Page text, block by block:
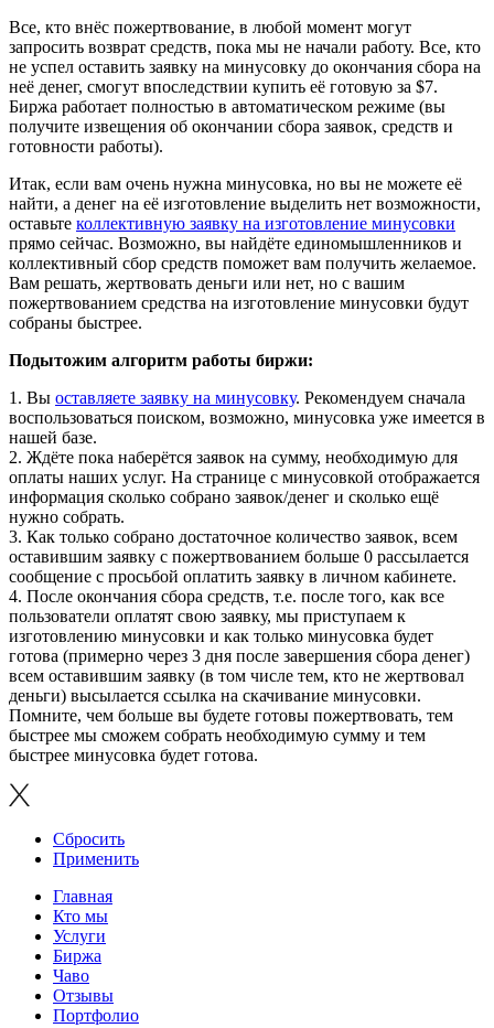
Все, кто внёс пожертвование, в любой момент могут
запросить возврат средств, пока мы не начали работу. Все, кто
не успел оставить заявку на минусовку до окончания сбора на
неё денег, смогут впоследствии купить её готовую за $7.
Биржа работает полностью в автоматическом режиме (вы
получите извещения об окончании сбора заявок, средств и
готовности работы).
Итак, если вам очень нужна минусовка, но вы не можете её
найти, а денег на её изготовление выделить нет возможности,
оставьте коллективную заявку на изготовление минусовки
прямо сейчас. Возможно, вы найдёте единомышленников и
коллективный сбор средств поможет вам получить желаемое.
Вам решать, жертвовать деньги или нет, но с вашим
пожертвованием средства на изготовление минусовки будут
собраны быстрее.
Подытожим алгоритм работы биржи:
1. Вы оставляете заявку на минусовку. Рекомендуем сначала
воспользоваться поиском, возможно, минусовка уже имеется в
нашей базе.
2. Ждёте пока наберётся заявок на сумму, необходимую для
оплаты наших услуг. На странице с минусовкой отображается
информация сколько собрано заявок/денег и сколько ещё
нужно собрать.
3. Как только собрано достаточное количество заявок, всем
оставившим заявку с пожертвованием больше 0 рассылается
сообщение с просьбой оплатить заявку в личном кабинете.
4. После окончания сбора средств, т.е. после того, как все
пользователи оплатят свою заявку, мы приступаем к
изготовлению минусовки и как только минусовка будет
готова (примерно через 3 дня после завершения сбора денег)
всем оставившим заявку (в том числе тем, кто не жертвовал
деньги) высылается ссылка на скачивание минусовки.
Помните, чем больше вы будете готовы пожертвовать, тем
быстрее мы сможем собрать необходимую сумму и тем
быстрее минусовка будет готова.
Сбросить
Применить
Главная
Кто мы
Услуги
Биржа
Чаво
Отзывы
Портфолио